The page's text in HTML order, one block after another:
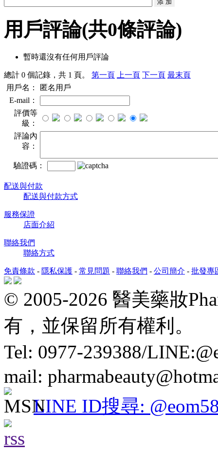
用戶評論(共0條評論)
暫時還沒有任何用戶評論
總計 0 個記錄，共 1 頁。 第一頁 上一頁 下一頁 最末頁
用戶名：
匿名用戶
E-mail：
評價等
級：
評論內
容：
驗證碼：
配送與付款
配送與付款方式
服務保證
店面介紹
聯絡我們
聯絡方式
免責條款 - 隱私保護 - 常見問題 - 聯絡我們 - 公司簡介 - 批發專
© 2005-2026 醫美藥妝
有，並保留所有權利。
Tel: 0977-239388/
mail:
LINE ID搜尋: